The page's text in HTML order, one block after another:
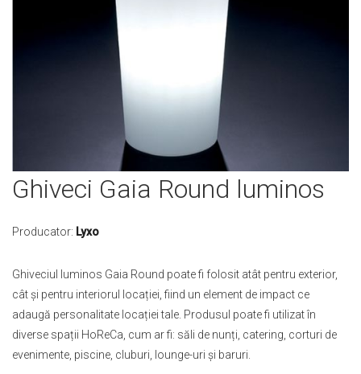
Ghiveci Gaia Round luminos
Producator: Lyxo
Ghiveciul luminos Gaia Round poate fi folosit atât pentru exterior,
cât și pentru interiorul locației, fiind un element de impact ce
adaugă personalitate locației tale. Produsul poate fi utilizat în
diverse spații HoReCa, cum ar fi: săli de nunți, catering, corturi de
evenimente, piscine, cluburi, lounge-uri și baruri.
Skip
to
beginning
images
gallery